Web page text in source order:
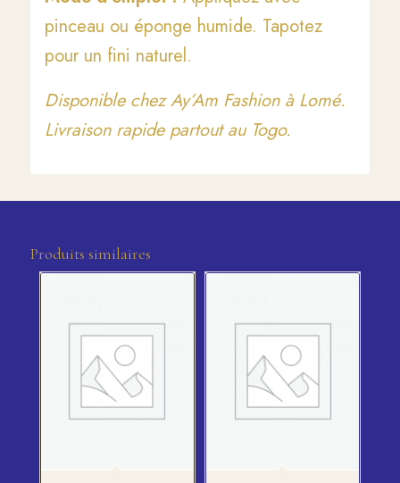
pinceau ou éponge humide. Tapotez
pour un fini naturel.
Disponible chez Ay’Am Fashion à Lomé.
Livraison rapide partout au Togo.
Produits similaires